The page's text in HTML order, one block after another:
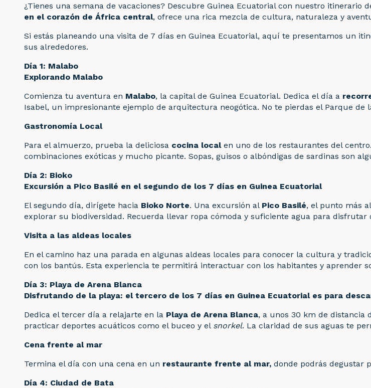
¿Tienes una semana de vacaciones? Descubre Guinea Ecuatorial con nuestro itinerario
en el corazón de África central, ofrece una rica mezcla de cultura, naturaleza y
Si estás planeando una visita de 7 días en Guinea Ecuatorial, aquí te presentamos un
sus alrededores.
Día 1: Malabo
Explorando Malabo
Comienza tu aventura en Malabo, la capital de Guinea Ecuatorial. Dedica el día a
Isabel, un impresionante ejemplo de arquitectura neogótica. No te pierdas el Parque de
Gastronomía Local
Para el almuerzo, prueba la deliciosa cocina localen uno de los restaurantes del
combinaciones exóticas y mucho picante. Sopas, guisos o albóndigas de sardinas son
Día 2: Bioko
Excursión a Pico Basilé en el segundo de los 7 días en Guinea Ecuatorial
El segundo día, dirígete hacia Bioko Norte. Una excursión al Pico Basilé, el punto más
explorar su biodiversidad. Recuerda llevar ropa cómoda y suficiente agua para disfrutar
Visita a las aldeas locales
En el camino haz una parada en algunas aldeas locales para conocer la cultura y
con los bantús. Esta experiencia te permitirá interactuar con los habitantes y aprender
Día 3: Playa de Arena Blanca
Disfrutando de la playa: el tercero de los 7 días en Guinea Ecuatorial es para
Dedica el tercer día a relajarte en la Playa de Arena Blanca, a unos 30 km de distancia
practicar deportes acuáticos como el buceo y el snorkel. La claridad de sus aguas te
Cena frente al mar
Termina el día con una cena en un restaurante frente al mar, donde podrás degustar
Día 4: Ciudad de Bata